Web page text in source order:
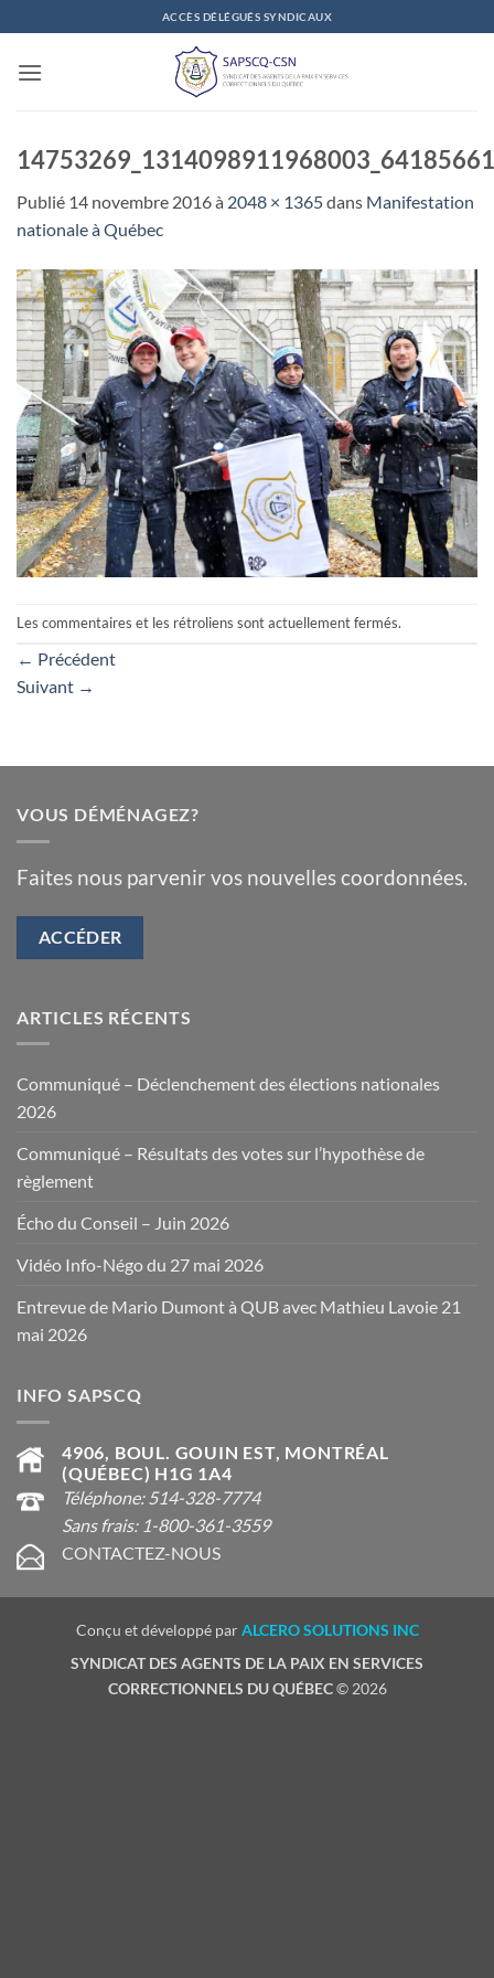
au
contenu
ACCÈS DÉLÉGUÉS SYNDICAUX
Publié 14 novembre 2016à 2048 × 1365dans Manifestation
nationale à Québec
Les commentaires et les rétroliens sont actuellement fermés.
← Précédent
Suivant →
VOUS DÉMÉNAGEZ?
Faites nous parvenir vos nouvelles coordonnées.
ACCÉDER
ARTICLES RÉCENTS
Communiqué – Déclenchement des élections nationales
2026
Communiqué – Résultats des votes sur l’hypothèse de
règlement
Écho du Conseil – Juin 2026
Vidéo Info-Négo du 27 mai 2026
Entrevue de Mario Dumont à QUB avec Mathieu Lavoie 21
mai 2026
INFO SAPSCQ
4906, BOUL. GOUIN EST, MONTRÉAL
(QUÉBEC) H1G 1A4
Téléphone: 514-328-7774
Sans frais: 1-800-361-3559
CONTACTEZ-NOUS
Conçu et développé parALCERO SOLUTIONS INC
SYNDICAT DES AGENTS DE LA PAIX EN SERVICES
CORRECTIONNELS DU QUÉBEC© 2026